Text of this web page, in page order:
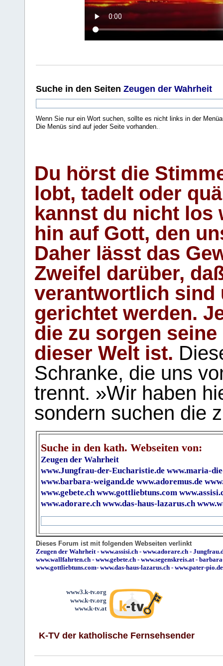
Suche in den Seiten Zeugen der Wahrheit
Wenn Sie nur ein Wort suchen, sollte es nicht links in der
Die Menüs sind auf jeder Seite vorhanden..
Du hörst die
lobt, tadelt oder
kannst du nicht los
hin auf Gott, den
Daher lässt das
Zweifel darüber,
verantwortlich sind
gerichtet werden.
die zu sorgen
dieser Welt ist.
Schranke, die uns
trennt. »Wir haben
sondern suchen die
Suche in den kath. Webseiten von:
Zeugen der Wahrheit
www.Jungfrau-der-Eucharistie.de www.maria-
www.barbara-weigand.de www.adoremus.de
www.gebete.ch www.gottliebtuns.com
www.adorare.ch www.das-haus-lazarus.ch
Dieses Forum ist mit folgenden Webseiten verlinkt
Zeugen der Wahrheit- www.assisi.ch - www.adorare.ch -
www.wallfahrten.ch - www.gebete.ch - www.segenskreis.at-
www.gottliebtuns.com- www.das-haus-lazarus.ch - www.pater-pio.de
www3.k-tv.org
www.k-tv.org
www.k-tv.at
K-TV der katholische Fernsehsender